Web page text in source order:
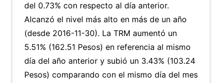
del 0.73% con respecto al día anterior.
Alcanzó el nivel más alto en más de un año
(desde 2016-11-30). La TRM aumentó un
5.51% (162.51 Pesos) en referencia al mismo
día del año anterior y subió un 3.43% (103.24
Pesos) comparando con el mismo día del mes